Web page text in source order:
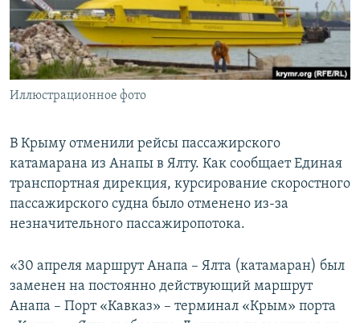
ПОБЕДИТЕЛЕЙ НЕ СУДЯТ?
КРЫМ.НЕПОКОРЕННЫЙ
ELIFBE
УКРАИНСКАЯ ПРОБЛЕМА КРЫМА
ПРИСОЕДИНЯЙТЕСЬ!
Иллюстрационное фото
В Крыму отменили рейсы пассажирского
катамарана из Анапы в Ялту. Как сообщает Единая
транспортная дирекция, курсирование скоростного
пассажирского судна было отменено из-за
незначительного пассажиропотока.
«30 апреля маршрут Анапа – Ялта (катамаран) был
заменен на постоянно действующий маршрут
Анапа – Порт «Кавказ» – терминал «Крым» порта